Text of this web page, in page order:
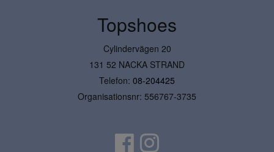
Topshoes
Cylindervägen 20
131 52 NACKA STRAND
Telefon: 08-204425
Organisationsnr: 556767-3735